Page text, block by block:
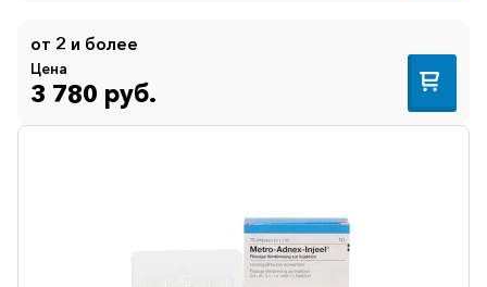
от 2 и более
Цена
3 780 руб.